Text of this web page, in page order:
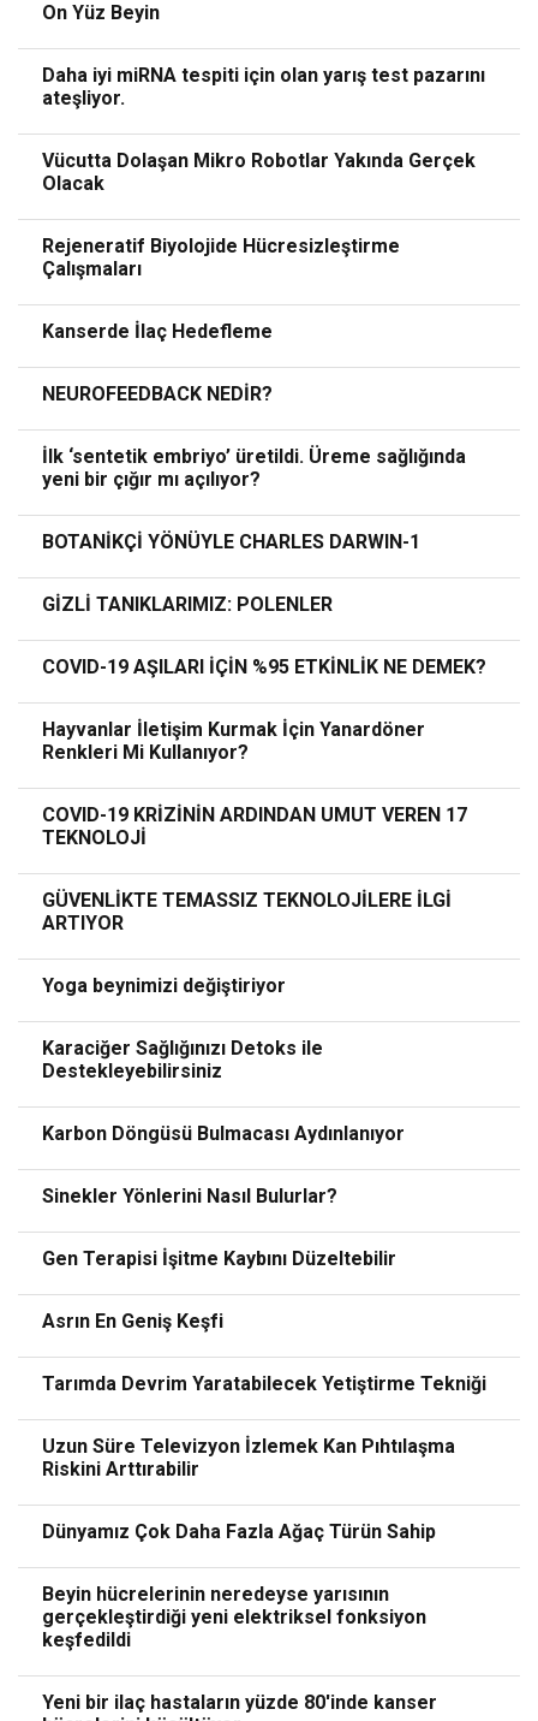
On Yüz Beyin
Daha iyi miRNA tespiti için olan yarış test pazarını
ateşliyor.
Vücutta Dolaşan Mikro Robotlar Yakında Gerçek
Olacak
Rejeneratif Biyolojide Hücresizleştirme
Çalışmaları
Kanserde İlaç Hedefleme
NEUROFEEDBACK NEDİR?
İlk ‘sentetik embriyo’ üretildi. Üreme sağlığında
yeni bir çığır mı açılıyor?
BOTANİKÇİ YÖNÜYLE CHARLES DARWIN-1
GİZLİ TANIKLARIMIZ: POLENLER
COVID-19 AŞILARI İÇİN %95 ETKİNLİK NE DEMEK?
Hayvanlar İletişim Kurmak İçin Yanardöner
Renkleri Mi Kullanıyor?
COVID-19 KRİZİNİN ARDINDAN UMUT VEREN 17
TEKNOLOJİ
GÜVENLİKTE TEMASSIZ TEKNOLOJİLERE İLGİ
ARTIYOR
Yoga beynimizi değiştiriyor
Karaciğer Sağlığınızı Detoks ile
Destekleyebilirsiniz
Karbon Döngüsü Bulmacası Aydınlanıyor
Sinekler Yönlerini Nasıl Bulurlar?
Gen Terapisi İşitme Kaybını Düzeltebilir
Asrın En Geniş Keşfi
Tarımda Devrim Yaratabilecek Yetiştirme Tekniği
Uzun Süre Televizyon İzlemek Kan Pıhtılaşma
Riskini Arttırabilir
Dünyamız Çok Daha Fazla Ağaç Türün Sahip
Beyin hücrelerinin neredeyse yarısının
gerçekleştirdiği yeni elektriksel fonksiyon
keşfedildi
Yeni bir ilaç hastaların yüzde 80'inde kanser